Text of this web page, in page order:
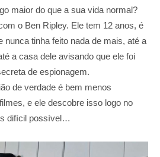
maior do que a sua vida normal?
o Ben Ripley. Ele tem 12 anos, é
nunca tinha feito nada de mais, até a
a casa dele avisando que ele foi
de espionagem.
de verdade é bem menos
e ele descobre isso logo no
difícil possível…